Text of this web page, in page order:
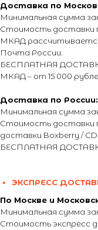
Доставка по
Минимальная сумма
Стоимость доставки
МКАД
Почта России.
БЕСПЛАТНАЯ
МКАД – от 15 000
Доставка по России:
Минимальная сумма
Стоимость доставки
доставки Boxberry /
БЕСПЛАТНАЯ
ЭКСПРЕСС
По Москве и
Минимальная сумма
Стоимость экспресс